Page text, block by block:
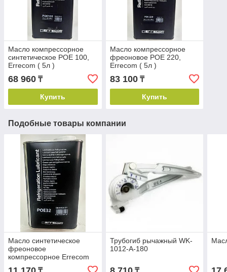
Масло компрессорное
синтетическое POE 100,
Errecom ( 5л )
68 960 ₸
Купить
Масло компрессорное
фреоновое POE 220,
Errecom ( 5л )
83 100₸
Купить
Подобные товары компании
Масло синтетическое
фреоновое
компрессорное Errecom
Трубогиб рычажный WK-
1012-A-180